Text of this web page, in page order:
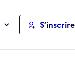
S’inscrire